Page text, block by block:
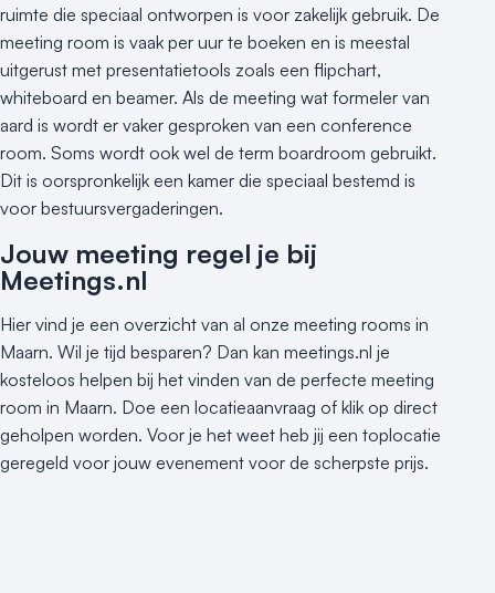
ruimte die speciaal ontworpen is voor zakelijk gebruik. De
meeting room is vaak per uur te boeken en is meestal
uitgerust met presentatietools zoals een flipchart,
whiteboard en beamer. Als de meeting wat formeler van
aard is wordt er vaker gesproken van een conference
room. Soms wordt ook wel de term boardroom gebruikt.
Dit is oorspronkelijk een kamer die speciaal bestemd is
voor bestuursvergaderingen.
Jouw meeting regel je bij
Meetings.nl
Hier vind je een overzicht van al onze meeting rooms in
Maarn. Wil je tijd besparen? Dan kan meetings.nl je
kosteloos helpen bij het vinden van de perfecte meeting
room in Maarn. Doe een locatieaanvraag of klik op direct
geholpen worden. Voor je het weet heb jij een toplocatie
geregeld voor jouw evenement voor de scherpste prijs.